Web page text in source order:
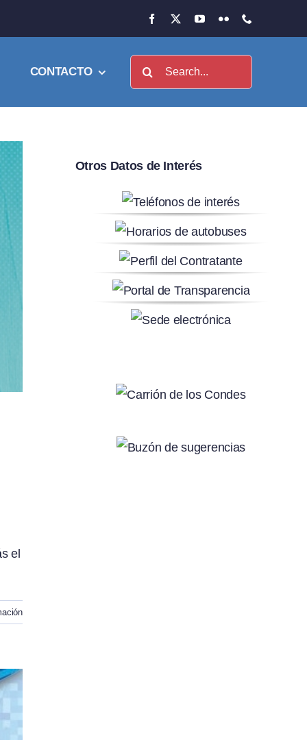
CONTACTO Buscar:
el
Otros Datos de Interés